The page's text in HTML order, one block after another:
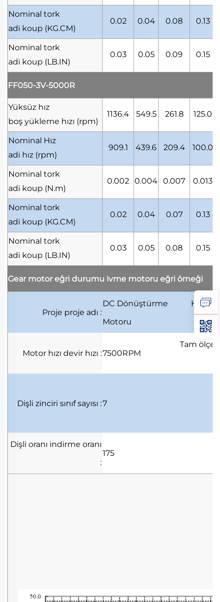
Nominal tork
adi koup (KG.CM)
0.02 0.04 0.08 0.13
Nominal tork
adi koup (LB.IN)
0.03 0.05 0.09 0.15
FF050-3V-5000R
Yüksüz hız
boş yükleme hızı (rpm)
1136.4 549.5 261.8 125.0
Nominal Hız
adi hız (rpm)
909.1 439.6 209.4 100.0
Nominal tork
adi koup (N.m)
0.002 0.004 0.007 0.013
Nominal tork
adi koup (KG.CM)
0.02 0.04 0.07 0.13
Nominal tork
adi koup (LB.IN)
0.03 0.05 0.08 0.15
Gear motor eğri durumu i̇vme motoru eğri örneği
Proje proje adı :
DC Dönüştürme
Motoru
Hurma
Motor hızı devir hızı :7500RPM
Tam
Dişli zinciri sınıf sayısı :7
Dişli oranı indirme oranı
:
175